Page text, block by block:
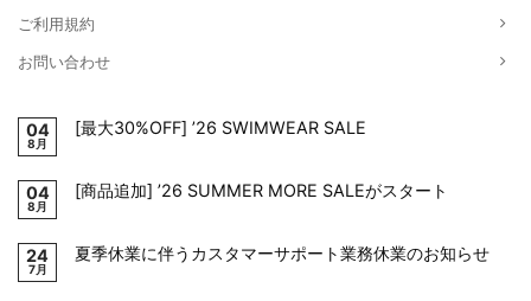
ご利用規約
お問い合わせ
04
8月
[最大30%OFF] ’26 SWIMWEAR SALE
04
8月
[商品追加] ’26 SUMMER MORE SALEがスタート
24
7月
夏季休業に伴うカスタマーサポート業務休業のお知らせ